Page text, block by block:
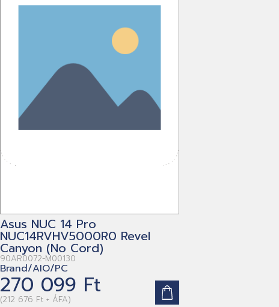
Asus NUC 14 Pro
NUC14RVHV5000R0 Revel
Canyon (No Cord)
90AR0072-M00130
Brand/AIO/PC
270 099 Ft
(212 676 Ft + ÁFA)